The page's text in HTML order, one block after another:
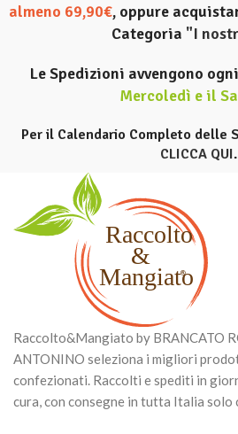
almeno 69,90€, oppure
Categoria "I
Le Spedizioni avvengono ogni
Mercoledì e il
Per il Calendario Completo delle
CLICCA QUI.
Raccolto&Mangiato by BRANCATO
ANTONINO seleziona i migliori
confezionati. Raccolti e spediti in
cura, con consegne in tutta Italia